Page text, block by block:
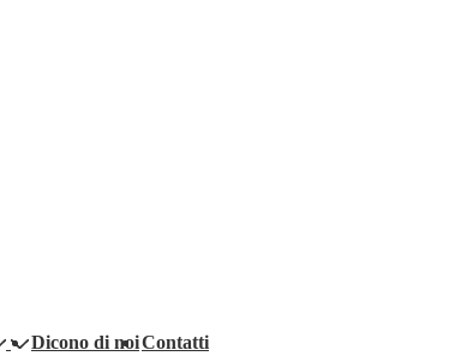
Dicono di noiContatti